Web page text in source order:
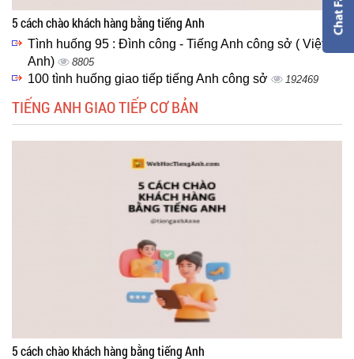
5 cách chào khách hàng bằng tiếng Anh
Tình huống 95 : Đình công - Tiếng Anh công sở ( Việt -
Anh)
8805
100 tình huống giao tiếp tiếng Anh công sở 192469
TIẾNG ANH GIAO TIẾP CƠ BẢN
5 cách chào khách hàng bằng tiếng Anh